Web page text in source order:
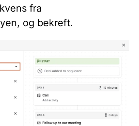
fra
og bekreft.